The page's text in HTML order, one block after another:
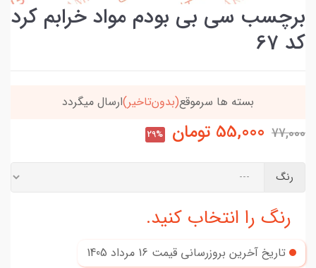
برچسب سی بی بودم مواد خرابم کرد
کد 67
بسته ها سرموقع(بدون‌تاخیر)ارسال میگردد
77,000
55,000 تومان 29%
رنگ
رنگ را انتخاب کنید.
تاریخ آخرین بروزرسانی قیمت 16 مرداد 1405